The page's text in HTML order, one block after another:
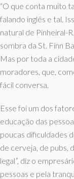
“O que conta muito
falando inglês e tal.
natural de Pinheiral-
sombra da St. Finn
Mas por toda a
moradores, que,
fácil conversa.
Esse foi um dos
educação das
poucas dificuldades
de cerveja, de pubs,
legal”, diz o
pessoas e pela